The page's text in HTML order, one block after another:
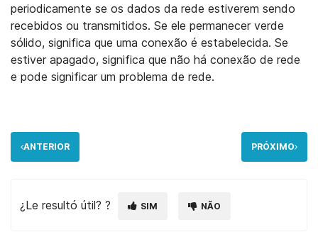
periodicamente se os dados da rede estiverem sendo
recebidos ou transmitidos. Se ele permanecer verde
sólido, significa que uma conexão é estabelecida. Se
estiver apagado, significa que não há conexão de rede
e pode significar um problema de rede.
ANTERIOR PRÓXIMO
¿Le resultó útil? ? SIM NÃO